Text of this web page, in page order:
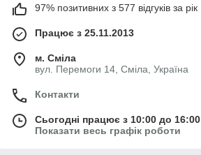
97% позитивних з 577 відгуків за рік
Працює з 25.11.2013
м. Сміла
вул. Перемоги 14, Сміла, Україна
Контакти
Сьогодні працює з 10:00 до 16:00
Показати весь графік роботи